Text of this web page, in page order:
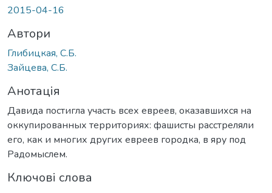
2015-04-16
Автори
Глибицкая, С.Б.
Зайцева, С.Б.
Анотація
Давида постигла участь всех евреев, оказавшихся на
оккупированных территориях: фашисты расстреляли
его, как и многих других евреев городка, в яру под
Радомыслем.
Ключові слова